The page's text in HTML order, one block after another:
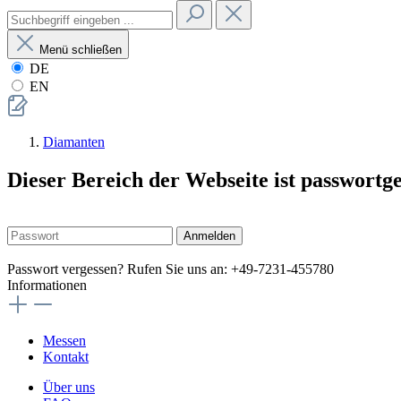
Menü schließen
DE
EN
Diamanten
Dieser Bereich der Webseite ist
Anmelden
Passwort vergessen? Rufen Sie uns an: +49-7231-455780
Informationen
Messen
Kontakt
Über uns